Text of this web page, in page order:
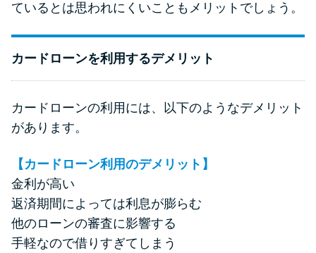
ているとは思われにくいこともメリットでしょう。
カードローンを利用するデメリット
カードローンの利用には、以下のようなデメリット
があります。
【カードローン利用のデメリット】
金利が高い
返済期間によっては利息が膨らむ
他のローンの審査に影響する
手軽なので借りすぎてしまう